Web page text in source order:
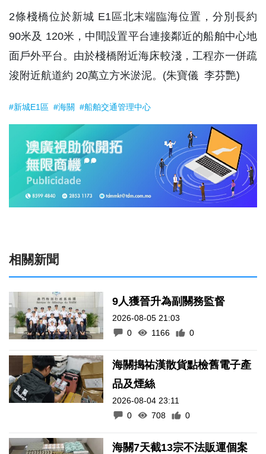
2條棧橋位於新城 E1區北末端臨海位置，分別長約
90米及 120米，中間設置平台連接鄰近的船舶中心地
面戶外平台。由於棧橋附近海床較淺，工程亦一併疏
浚附近航道約 20萬立方米淤泥。(朱寶儀 李芬艷)
#新城E1區 #海關 #船舶交通管理中心
相關新聞
9人獲晉升為副關務監督
2026-08-05 21:03
0
1166 0
海關搗祐漢散貨點檢舊電子產
品及煙絲
2026-08-04 23:11
0
708 0
海關7天截13宗不法販運個案